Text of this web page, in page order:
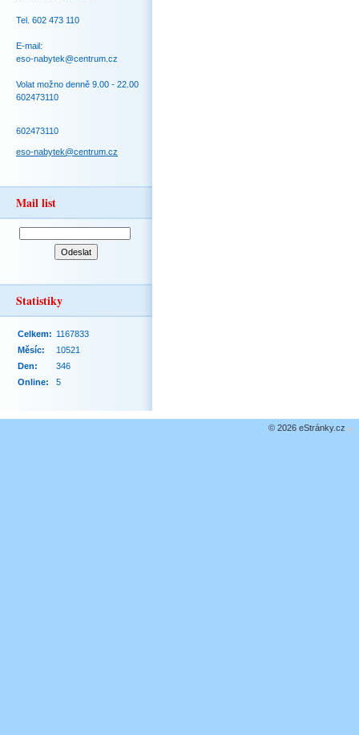
Tel. 602 473 110
E-mail:
eso-nabytek@centrum.cz
Volat možno denně 9.00 - 22.00
602473110
602473110
eso-nabytek@centrum.cz
Mail list
Statistiky
Online: 5
Celkem: 1167833
Měsíc:
10521
Den:
346
© 2026 eStránky.cz